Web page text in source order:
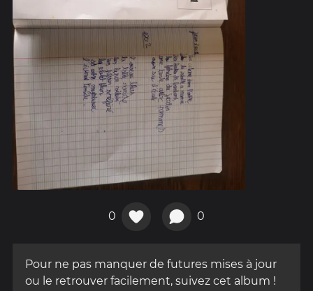
0 0
Pour ne pas manquer de futures mises à jour
ou le retrouver facilement, suivez cet album !